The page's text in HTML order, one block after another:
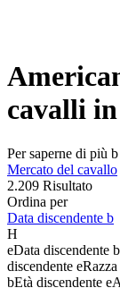
cavalli
Per saperne di più b
Mercato del cavallo
2.209 Risultato
Ordina per
Data discendente b
H
eData discendente b
discendente eRazza
bEtà discendente e